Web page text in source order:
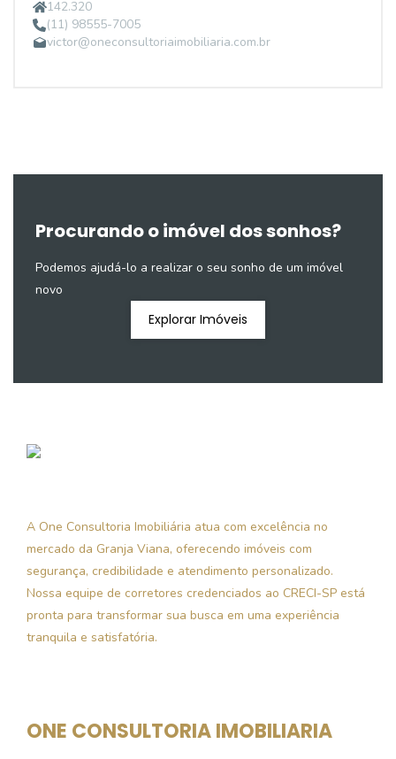
142.320
(11) 98555-7005
victor@oneconsultoriaimobiliaria.com.br
Procurando o imóvel dos sonhos?
Podemos ajudá-lo a realizar o seu sonho de um imóvel
novo
Explorar Imóveis
A One Consultoria Imobiliária atua com excelência no
mercado da Granja Viana, oferecendo imóveis com
segurança, credibilidade e atendimento personalizado.
Nossa equipe de corretores credenciados ao CRECI-SP está
pronta para transformar sua busca em uma experiência
tranquila e satisfatória.
ONE CONSULTORIA IMOBILIARIA